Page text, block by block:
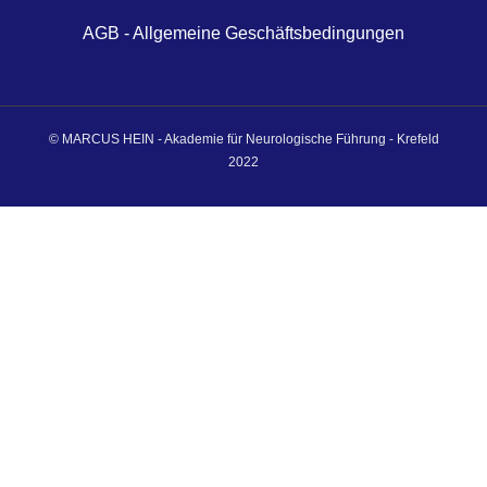
AGB - Allgemeine Geschäftsbedingungen
© MARCUS HEIN - Akademie für Neurologische Führung - Krefeld
2022